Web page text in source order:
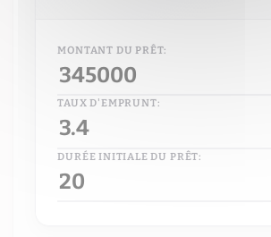
F
G
logement très émetteur de CO2
MONTANT DU PRÊT:
TAUX D'EMPRUNT:
DURÉE INITIALE DU PRÊT: